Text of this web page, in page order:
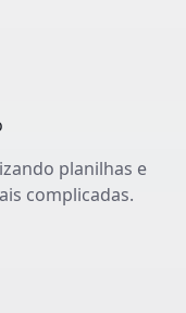
planilhas e
complicadas.